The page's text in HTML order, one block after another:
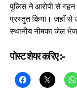
पुलिस ने आरोपी से गहन
प्रस्तुत किया। जहाँ से
स्थानीय नीमका जेल भेज
पोस्ट शेयर करिए :-